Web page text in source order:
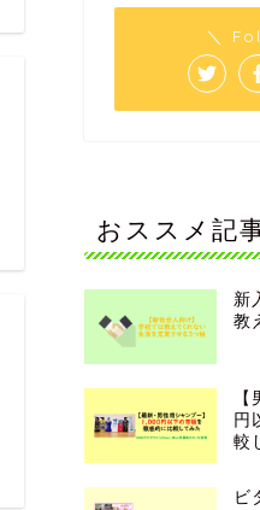
＼
おススメ記
新
教
円
較
ビ